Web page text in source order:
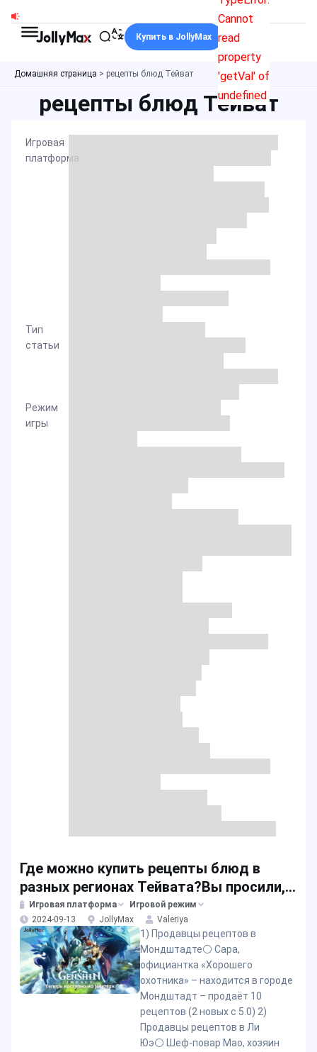
содержимому
Cannot
read
property
'getVal' of
undefined
Купить в JollyMax
Домашняя страница > рецепты блюд Тейват
рецепты блюд Тейват
Игровая
платформа
Тип
статьи
Режим
игры
Где можно купить рецепты блюд в
разных регионах Тейвата?Вы просили,
мы сделали
Игровая платформа
Игровой режим
2024-09-13
JollyMax Valeriya
1) Продавцы рецептов в
Мондштадте⚪️ Сара,
официантка «Хорошего
охотника» – находится в городе
Мондштадт – продаëт 10
рецептов (2 новых с 5.0) 2)
Продавцы рецептов в Ли
Юэ⚪️ Шеф-повар Мао, хозяин